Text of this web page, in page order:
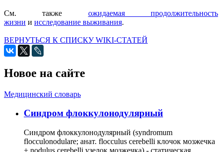
См. также ожидаемая продолжительность
жизни и исследование выживания.
ВЕРНУТЬСЯ К СПИСКУ WIKI-СТАТЕЙ
Новое на сайте
Медицинский словарь
Cиндром флоккулонодулярный
Синдром флоккулонодулярный (syndromum
flocculonodulare; анат. flocculus cerebelli клочок мозжечка